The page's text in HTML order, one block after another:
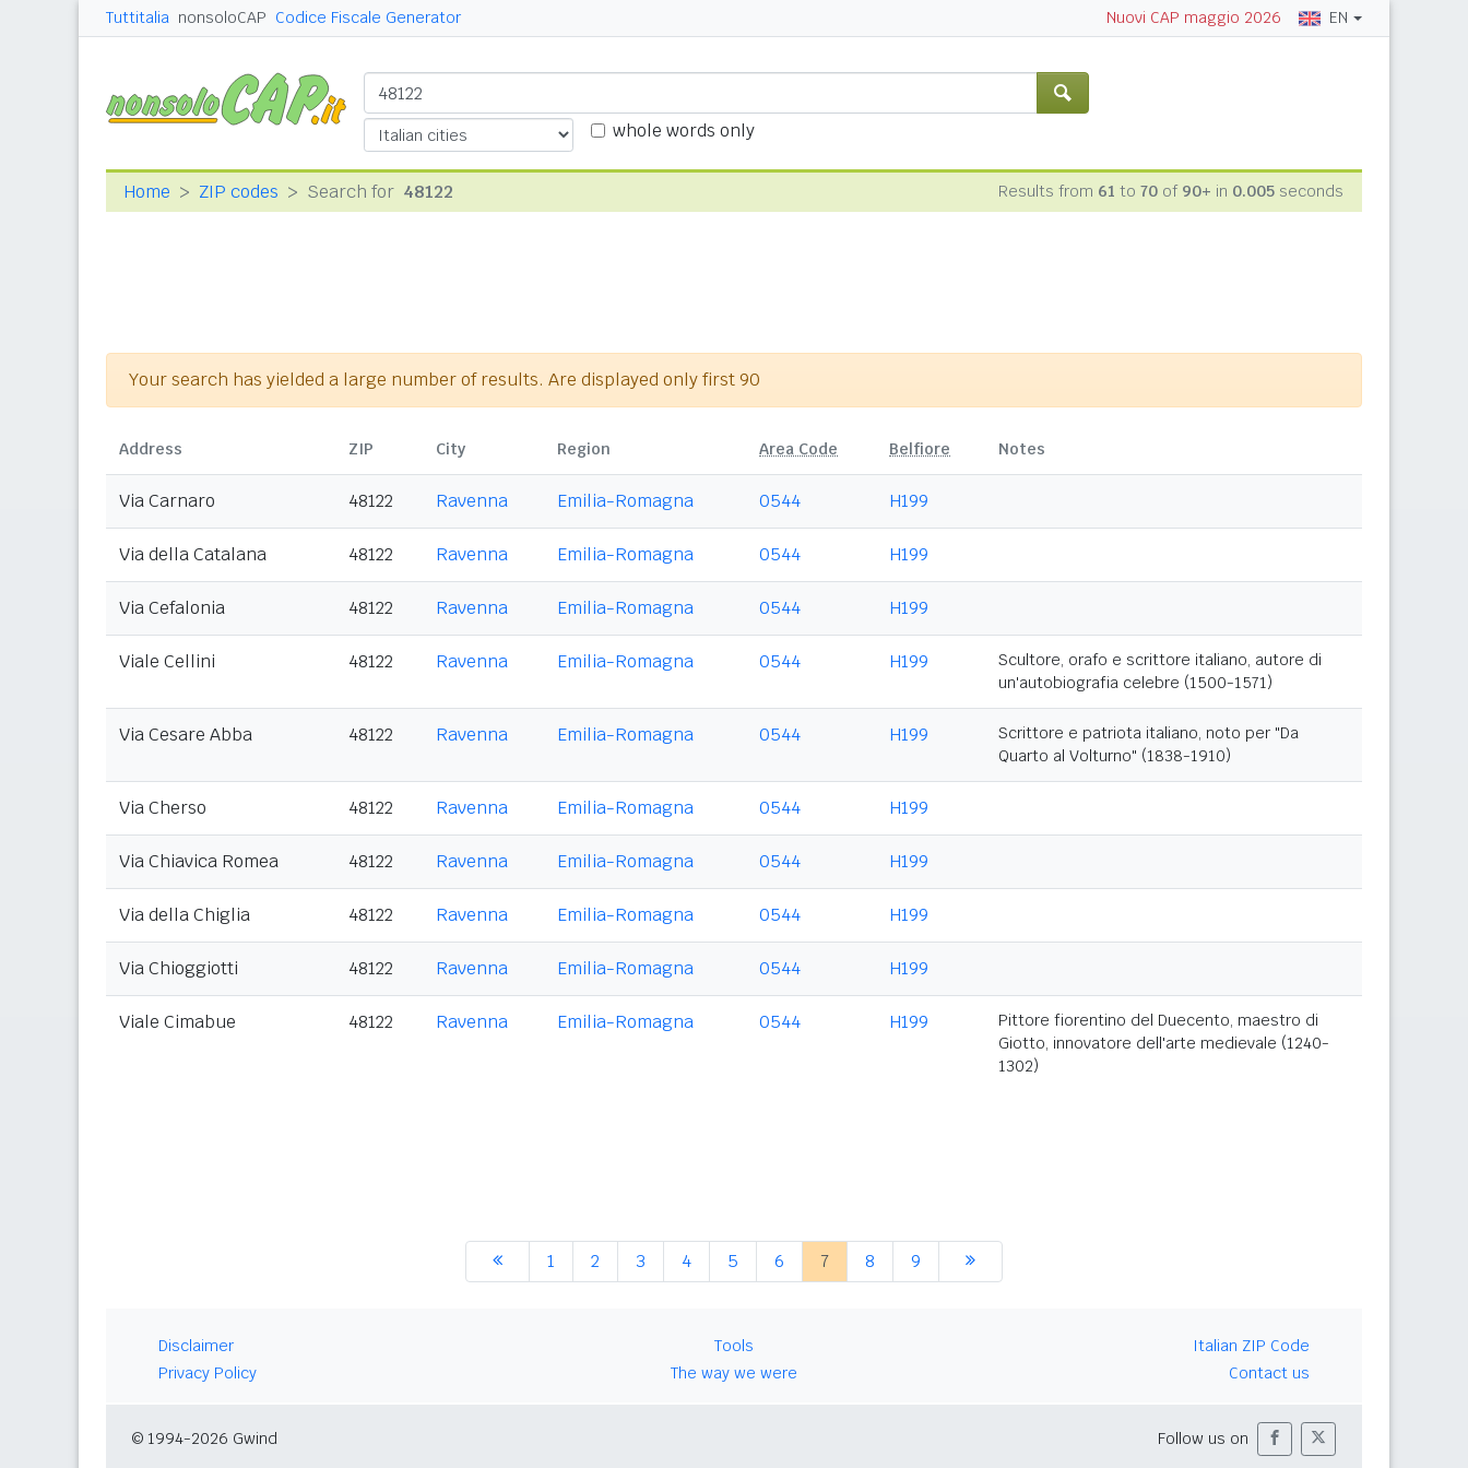
Tuttitalia nonsoloCAP Codice Fiscale Generator Nuovi CAP maggio 2026 EN
whole words only
Home ZIP codes Search for 48122 Results from 61 to 70 of 90+ in 0.005 seconds
Your search has yielded a large number of results. Are displayed only first 90
Address ZIP City Region Area Code Belfiore Notes
Via Carnaro 48122 Ravenna Emilia-Romagna 0544 H199
Via della Catalana 48122 Ravenna Emilia-Romagna 0544 H199
Via Cefalonia 48122 Ravenna Emilia-Romagna 0544 H199
Viale Cellini 48122 Ravenna Emilia-Romagna 0544 H199
Scultore, orafo e scrittore italiano, autore di
un'autobiografia celebre (1500-1571)
Via Cesare Abba 48122 Ravenna Emilia-Romagna 0544 H199
Scrittore e patriota italiano, noto per "Da
Quarto al Volturno" (1838-1910)
Via Cherso 48122 Ravenna Emilia-Romagna 0544 H199
Via Chiavica Romea 48122 Ravenna Emilia-Romagna 0544 H199
Via della Chiglia 48122 Ravenna Emilia-Romagna 0544 H199
Via Chioggiotti 48122 Ravenna Emilia-Romagna 0544 H199
Viale Cimabue 48122 Ravenna Emilia-Romagna 0544 H199
Pittore fiorentino del Duecento, maestro di
Giotto, innovatore dell'arte medievale (1240-
1302)
1 2 3 4 5 6 7 8 9
Disclaimer
Privacy Policy
Tools
The way we were
Italian ZIP Code
Contact us
© 1994-2026 Gwind Follow us on